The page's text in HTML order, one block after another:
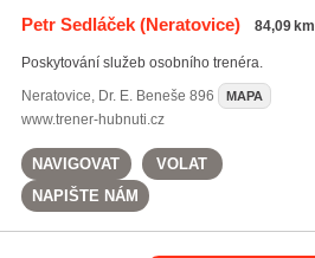
Petr Sedláček(Neratovice) 84,09 km
Poskytování služeb osobního trenéra.
Neratovice, Dr. E. Beneše 896 MAPA
www.trener-hubnuti.cz
NAVIGOVAT
VOLAT
NAPIŠTE NÁM